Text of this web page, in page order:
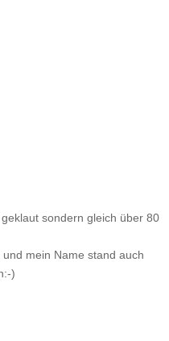
sondern gleich über 80
mein Name stand auch
)